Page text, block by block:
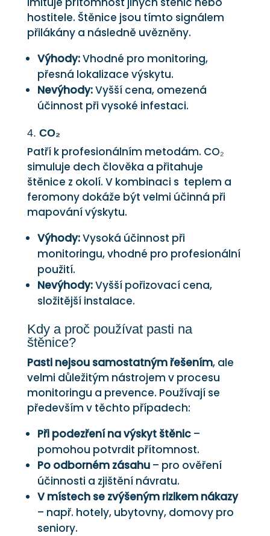
hostitele. Štěnice jsou tímto signálem
přilákány a následně uvězněny.
Výhody:Vhodné pro monitoring,
přesná lokalizace výskytu.
Nevýhody:Vyšší cena, omezená
účinnost při vysoké infestaci.
4. CO₂
Patří k profesionálním metodám. CO₂
simuluje dech člověka a přitahuje
štěnice z okolí. V kombinaci s teplem a
feromony dokáže být velmi účinná při
mapování výskytu.
Výhody:Vysoká účinnost při
monitoringu, vhodné pro profesionální
použití.
Nevýhody:Vyšší pořizovací cena,
složitější instalace.
Kdy a proč používat pasti na
štěnice?
Pasti nejsou samostatným řešením, ale
velmi důležitým nástrojem v procesu
monitoringu a prevence. Používají se
především v těchto případech:
Při podezření na výskyt štěnic–
pomohou potvrdit přítomnost.
Po odborném zásahu– pro ověření
účinnosti a zjištění návratu.
V místech se zvýšeným rizikem nákazy
– např. hotely, ubytovny, domovy pro
seniory.